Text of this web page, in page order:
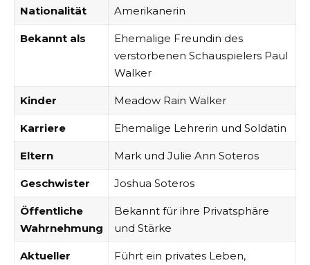
Nationalität Amerikanerin
Bekannt als
Ehemalige Freundin des
verstorbenen Schauspielers Paul
Walker
Kinder Meadow Rain Walker
Karriere Ehemalige Lehrerin und Soldatin
Eltern Mark und Julie Ann Soteros
Geschwister Joshua Soteros
Öffentliche
Wahrnehmung
Bekannt für ihre Privatsphäre
und Stärke
Aktueller
Führt ein privates Leben,